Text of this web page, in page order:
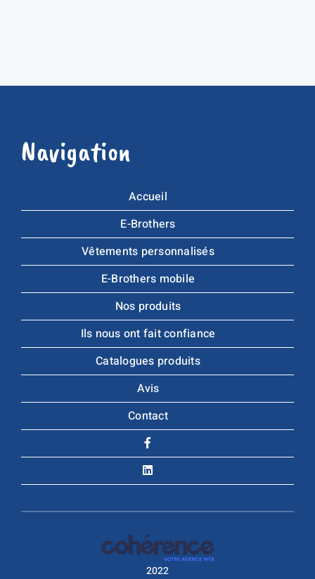
Navigation
Accueil
E-Brothers
Vêtements personnalisés
E-Brothers mobile
Nos produits
Ils nous ont fait confiance
Catalogues produits
Avis
Contact
2022